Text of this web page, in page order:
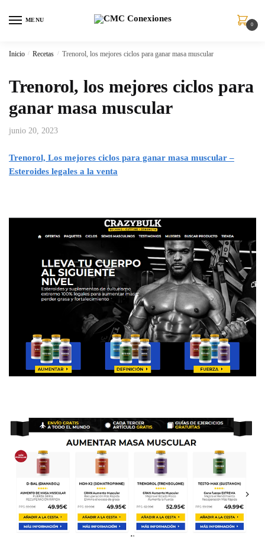
MENU
0
Inicio / Recetas / Trenorol, los mejores ciclos para ganar masa muscular
Trenorol, los mejores ciclos para
ganar masa muscular
junio 20, 2023
Trenorol, Los mejores ciclos para ganar masa muscular –
Esteroides legales a la venta